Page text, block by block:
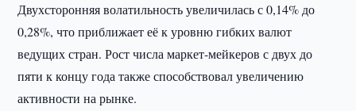
Двухсторонняя волатильность увеличилась с 0,14% до
0,28%, что приближает её к уровню гибких валют
ведущих стран. Рост числа маркет-мейкеров с двух до
пяти к концу года также способствовал увеличению
активности на рынке.